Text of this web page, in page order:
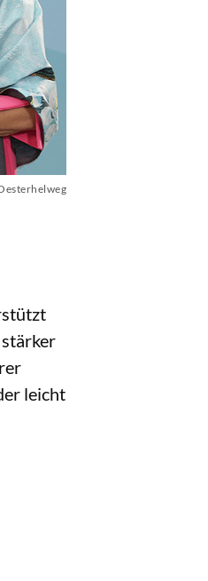
leicht